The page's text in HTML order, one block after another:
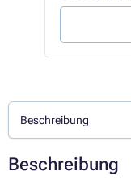
Beschreibung
Beschreibung